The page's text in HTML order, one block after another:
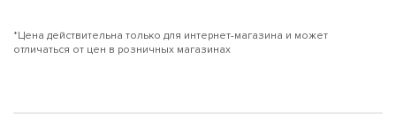
*Цена действительна только для интернет-магазина и может
отличаться от цен в розничных магазинах